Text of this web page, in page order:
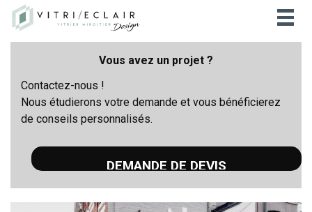
Vous avez un projet ?
Contactez-nous !
Nous étudierons votre demande et vous bénéficierez
de conseils personnalisés.
DEMANDE DE DEVIS